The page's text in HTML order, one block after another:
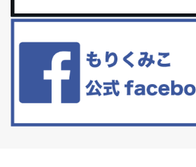
更年期を穏やかに乗りきるために今できる
といった更年期症状はまだ...